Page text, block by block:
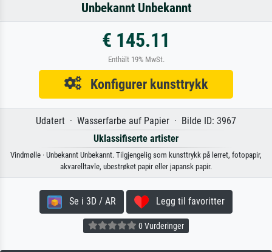
Unbekannt Unbekannt
€ 145.11
Enthält 19% MwSt.
Konfigurer kunsttrykk
Udatert · Wasserfarbe auf Papier · Bilde ID: 3967
Uklassifiserte artister
Vindmølle · Unbekannt Unbekannt. Tilgjengelig som kunsttrykk på lerret, fotopapir,
akvarelltavle, ubestrøket papir eller japansk papir.
Se i 3D / AR Legg til favoritter
0 Vurderinger